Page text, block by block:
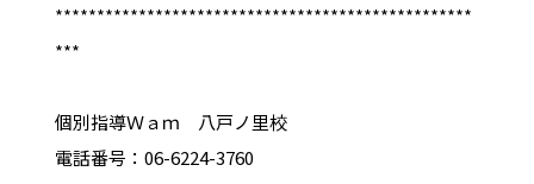
**************************************************
***
個別指導Ｗａｍ 八戸ノ里校
電話番号：06-6224-3760